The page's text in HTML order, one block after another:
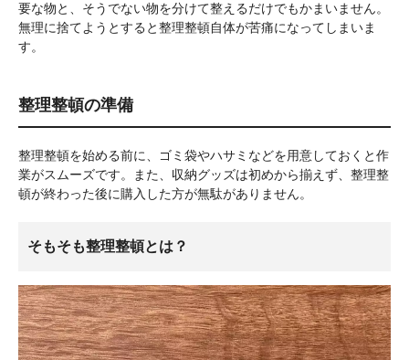
要な物と、そうでない物を分けて整えるだけでもかまいません。
無理に捨てようとすると整理整頓自体が苦痛になってしまいま
す。
整理整頓の準備
整理整頓を始める前に、ゴミ袋やハサミなどを用意しておくと作
業がスムーズです。また、収納グッズは初めから揃えず、整理整
頓が終わった後に購入した方が無駄がありません。
そもそも整理整頓とは？